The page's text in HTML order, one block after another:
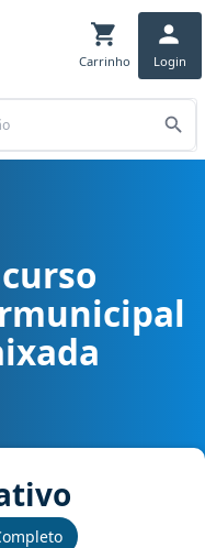
Carrinho Login
Intermunicipal de